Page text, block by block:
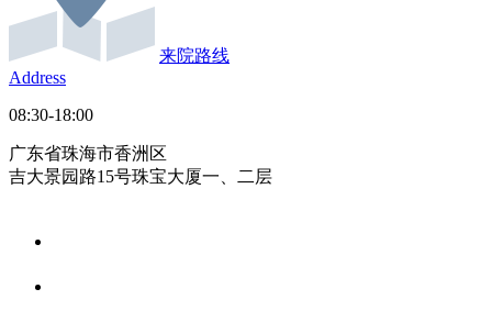
来院路线
Address
08:30-18:00
广东省珠海市香洲区
吉大景园路15号珠宝大厦一、二层